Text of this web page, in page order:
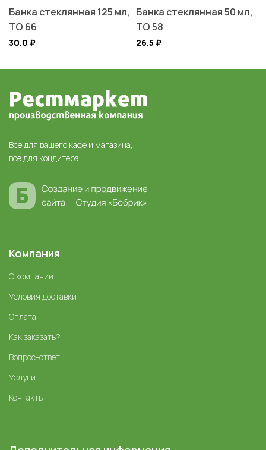
Банка стеклянная 125 мл,
ТО 66
30.0 ₽
Банка стеклянная 50 мл,
ТО 58
26.5 ₽
Все для вашего кафе и магазина,
все для кондитера
Компания
О компании
Условия доставки
Оплата
Как заказать?
Вопрос-ответ
Услуги
Контакты